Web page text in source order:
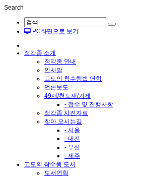
Search
PC화면으로 보기
정각종 소개
정각종 안내
인사말
고도의 참수행법 연혁
언론보도
49재/천도재/기제
- 접수 및 진행사항
정각종 사진자료
찾아 오시는길
- 서울
- 대전
- 부산
- 제주
고도의 참수행 도서
도서연혁